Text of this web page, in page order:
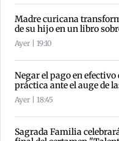
Madre curicana
de su hijo en un libro
Ayer | 19:10
Negar el pago en
práctica ante el auge de
Ayer | 18:45
Sagrada Familia